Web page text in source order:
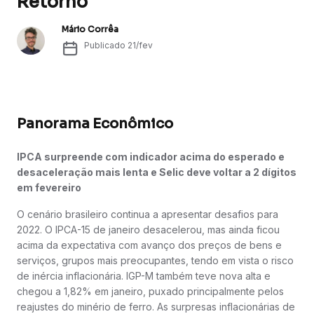
Mário Corrêa
Publicado 21/fev
Panorama Econômico
IPCA surpreende com indicador acima do esperado e
desaceleração mais lenta e Selic deve voltar a 2 dígitos
em fevereiro
O cenário brasileiro continua a apresentar desafios para
2022. O IPCA-15 de janeiro desacelerou, mas ainda ficou
acima da expectativa com avanço dos preços de bens e
serviços, grupos mais preocupantes, tendo em vista o risco
de inércia inflacionária. IGP-M também teve nova alta e
chegou a 1,82% em janeiro, puxado principalmente pelos
reajustes do minério de ferro. As surpresas inflacionárias de